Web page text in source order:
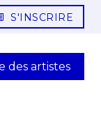
S'INSCRIRE
des artistes